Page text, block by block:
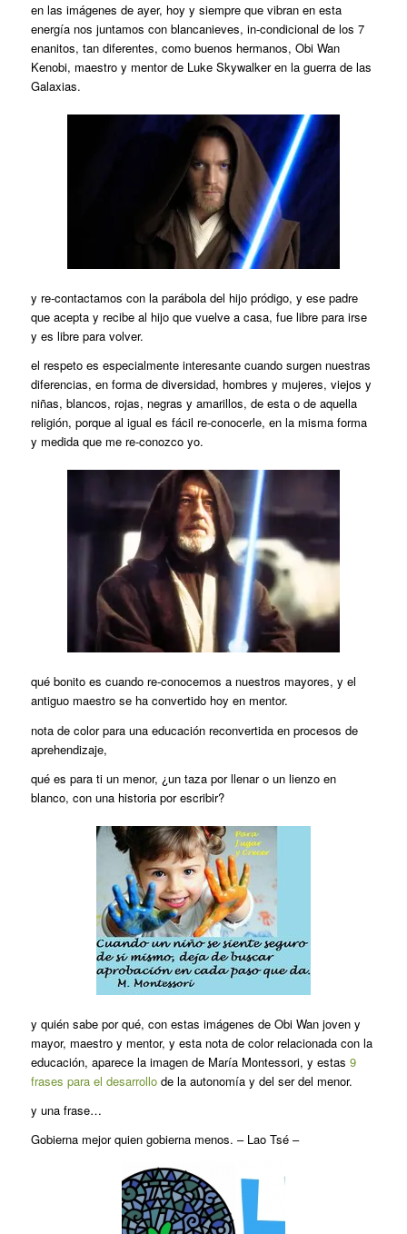
en las imágenes de ayer, hoy y siempre que vibran en esta
energía nos juntamos con blancanieves, in-condicional de los 7
enanitos, tan diferentes, como buenos hermanos, Obi Wan
Kenobi, maestro y mentor de Luke Skywalker en la guerra de las
Galaxias.
y re-contactamos con la parábola del hijo pródigo, y ese padre
que acepta y recibe al hijo que vuelve a casa, fue libre para irse
y es libre para volver.
el respeto es especialmente interesante cuando surgen nuestras
diferencias, en forma de diversidad, hombres y mujeres, viejos y
niñas, blancos, rojas, negras y amarillos, de esta o de aquella
religión, porque al igual es fácil re-conocerle, en la misma forma
y medida que me re-conozco yo.
qué bonito es cuando re-conocemos a nuestros mayores, y el
antiguo maestro se ha convertido hoy en mentor.
nota de color para una educación reconvertida en procesos de
aprehendizaje,
qué es para ti un menor, ¿un taza por llenar o un lienzo en
blanco, con una historia por escribir?
y quién sabe por qué, con estas imágenes de Obi Wan joven y
mayor, maestro y mentor, y esta nota de color relacionada con la
educación, aparece la imagen de María Montessori, y estas 9
frases para el desarrollode la autonomía y del ser del menor.
y una frase…
Gobierna mejor quien gobierna menos. – Lao Tsé –